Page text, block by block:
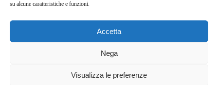
su alcune caratteristiche e funzioni.
Accetta
Nega
Visualizza le preferenze